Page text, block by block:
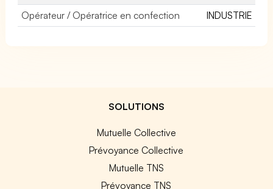
Opérateur / Opératrice en confection
INDUSTRIE
SOLUTIONS
Mutuelle Collective
Prévoyance Collective
Mutuelle TNS
Prévoyance TNS